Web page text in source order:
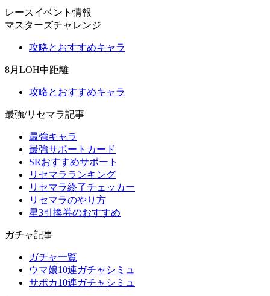
レースイベント情報
マスターズチャレンジ
攻略とおすすめキャラ
8月LOH中距離
攻略とおすすめキャラ
最強/リセマラ記事
最強キャラ
最強サポートカード
SRおすすめサポート
リセマラランキング
リセマラ終了チェッカー
リセマラのやり方
星3引換券のおすすめ
ガチャ記事
ガチャ一覧
ウマ娘10連ガチャシミュ
サポカ10連ガチャシミュ